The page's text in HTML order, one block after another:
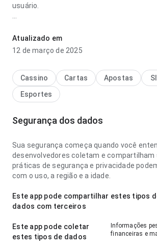
usuário.
rápida no ponto de fluxo de navegação no
repetido; as ações importantes continuam
cuidado nos detalhes faz diferença.
Atualizado em
12 de março de 2025
Cassino Cartas Apostas
Esportes
Segurança dos dados
Sua segurança começa quando você
desenvolvedores coletam e compartilham
práticas de segurança e privacidade
com o uso, a região e a idade.
Este app pode compartilhar estes tipos
dados com terceiros
Este app pode coletar
estes tipos de dados
Informações
financeiras e